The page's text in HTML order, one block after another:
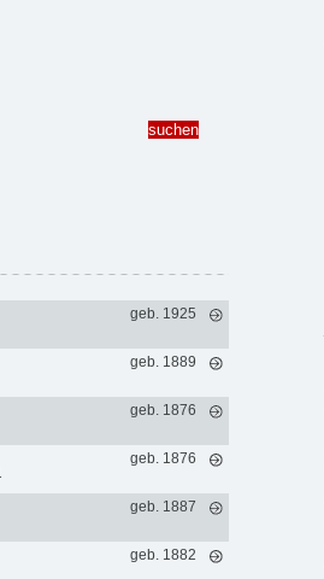
geb. 1925
geb. 1889
geb. 1876
geb. 1876
geb. 1887
geb. 1882